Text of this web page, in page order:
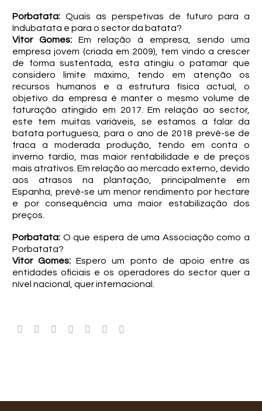
Porbatata: Quais as perspetivas de futuro para a
Indubatata e para o sector da batata?
Vitor Gomes: Em relação à empresa, sendo uma
empresa jovem (criada em 2009), tem vindo a crescer
de forma sustentada, esta atingiu o patamar que
considero limite máximo, tendo em atenção os
recursos humanos e a estrutura física actual, o
objetivo da empresa é manter o mesmo volume de
faturação atingido em 2017. Em relação ao sector,
este tem muitas variáveis, se estamos a falar da
batata portuguesa, para o ano de 2018 prevê-se de
fraca a moderada produção, tendo em conta o
inverno tardio, mas maior rentabilidade e de preços
mais atrativos. Em relação ao mercado externo, devido
aos atrasos na plantação, principalmente em
Espanha, prevê-se um menor rendimento por hectare
e por consequência uma maior estabilização dos
preços.
Porbatata: O que espera de uma Associação como a
Porbatata?
Vitor Gomes:Espero um ponto de apoio entre as
entidades oficiais e os operadores do sector quer a
nível nacional, quer internacional.